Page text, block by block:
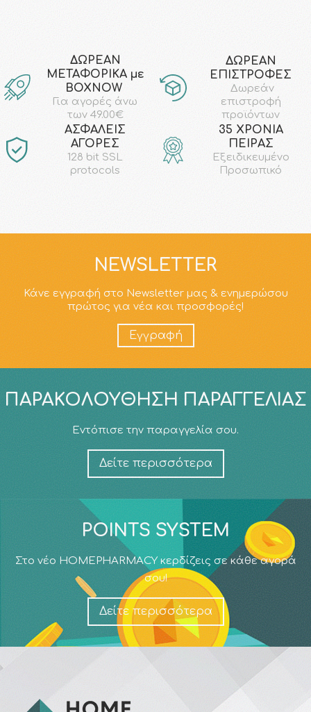
ΔΩΡΕΑΝ
ΜΕΤΑΦΟΡΙΚΑ με
ΒΟΧΝΟW
Για αγορές άνω
των 49.00€
ΔΩΡΕΑΝ
ΕΠΙΣΤΡΟΦΕΣ
Δωρεάν
επιστροφή
προϊόντων
AΣΦΑΛΕΙΣ
ΑΓΟΡΕΣ
128 bit SSL
protocols
35 ΧΡΟΝΙΑ
ΠΕΙΡΑΣ
Εξειδικευμένο
Προσωπικό
NEWSLETTER
Κάνε εγγραφή στο Newsletter μας & ενημερώσου
πρώτος για νέα και προσφορές!
Εγγραφή
ΠΑΡΑΚΟΛΟΎΘΗΣΗ ΠΑΡΑΓΓΕΛΊΑΣ
Εντόπισε την παραγγελία σου.
Δείτε περισσότερα
POINTS SYSTEM
Στο νέο HOMEPHARMACY κερδίζεις σε κάθε αγορά
σου!
Δείτε περισσότερα